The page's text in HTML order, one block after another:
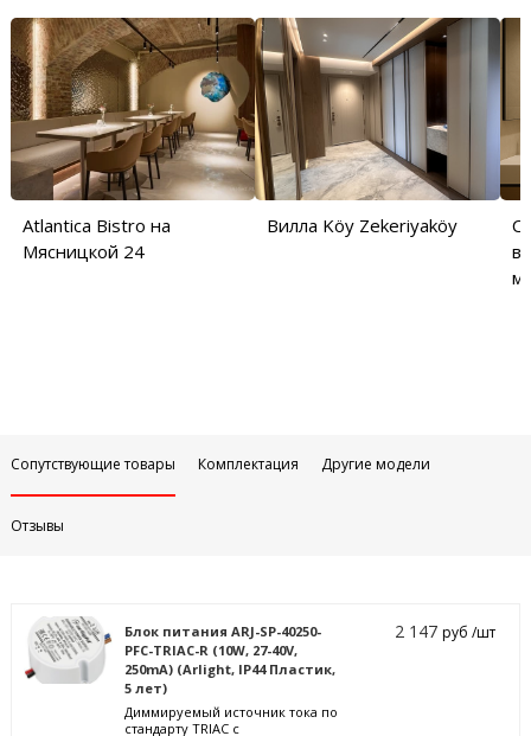
Atlantica Bistro на
Мясницкой 24
Вилла Köy Zekeriyaköy
Сопутствующие товары Комплектация Другие модели
Отзывы
Блок питания ARJ-SP-40250-
PFC-TRIAC-R (10W, 27-40V,
250mA) (Arlight, IP44 Пластик,
5 лет)
Диммируемый источник тока по
стандарту TRIAC с
2 147руб /шт